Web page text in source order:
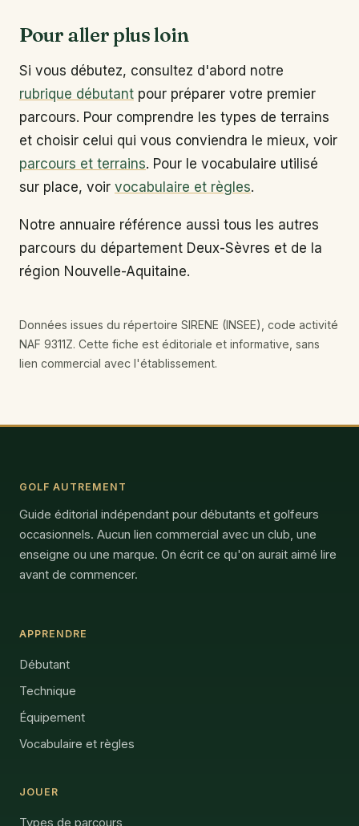
Pour aller plus loin
Si vous débutez, consultez d'abord notre
rubrique débutant pour préparer votre premier
parcours. Pour comprendre les types de terrains
et choisir celui qui vous conviendra le mieux, voir
parcours et terrains. Pour le vocabulaire utilisé
sur place, voir vocabulaire et règles.
Notre annuaire référence aussi tous les autres
parcours du département Deux-Sèvres et de la
région Nouvelle-Aquitaine.
Données issues du répertoire SIRENE (INSEE), code activité
NAF 9311Z. Cette fiche est éditoriale et informative, sans
lien commercial avec l'établissement.
GOLF AUTREMENT
Guide éditorial indépendant pour débutants et golfeurs
occasionnels. Aucun lien commercial avec un club, une
enseigne ou une marque. On écrit ce qu'on aurait aimé lire
avant de commencer.
APPRENDRE
Débutant
Technique
Équipement
Vocabulaire et règles
JOUER
Types de parcours